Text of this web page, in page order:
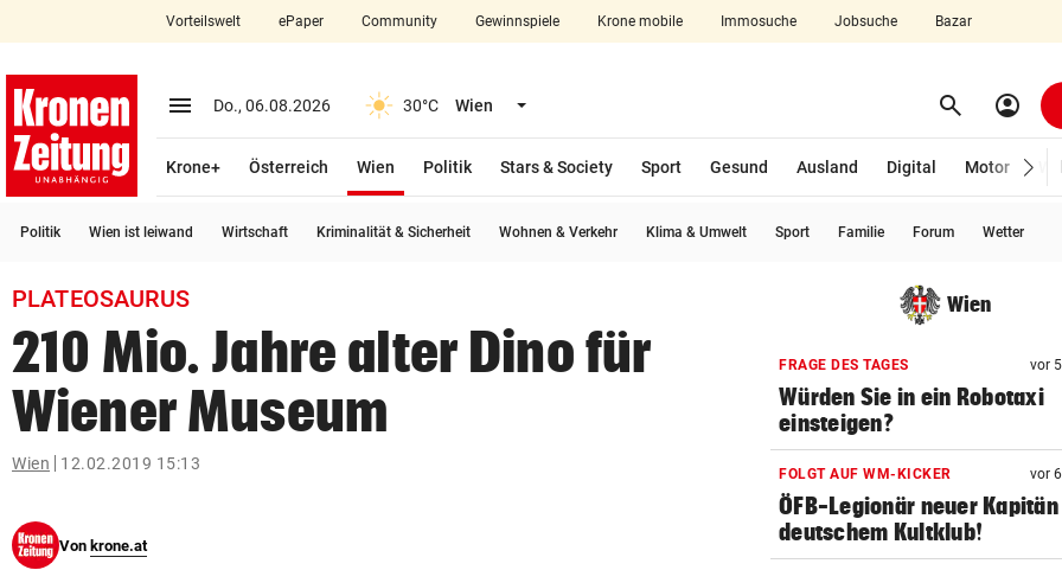
closeSchließen
account_circle Anmelden
arrow_right
bookmark
search
Suchbegriff
eingeben
© Krone Multimedia GmbH & Co KG 2026
Vorteilswelt ePaper Community Gewinnspiele Krone mobile Immosuche Jobsuche Bazar
menu Menü aufklappen
Do., 06.08.2026 30°C Wien Menü aufklappen search Suchen
account_circle
Krone+ Österreich Wien
Politik
Stars & Society Sport Gesund Ausland Digital Motor
Politik Wien ist leiwand Wirtschaft Kriminalität & Sicherheit Wohnen & Verkehr Klima & Umwelt Sport Familie Forum Wetter
PLATEOSAURUS
210 Mio. Jahre alter Dino für
Wiener Museum
Wien 12.02.2019 15:13
Von krone.at
Wien
FRAGE DES TAGES vor
Würden Sie in ein Robotaxi
einsteigen?
FOLGT AUF WM-KICKER vor
ÖFB-Legionär neuer
deutschem Kultklub!